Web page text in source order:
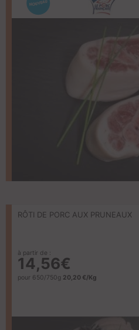
RÔTI DE PORC AUX PRUNEAUX
à partir de :
14,56€
pour 650/750g 20,20 €/Kg